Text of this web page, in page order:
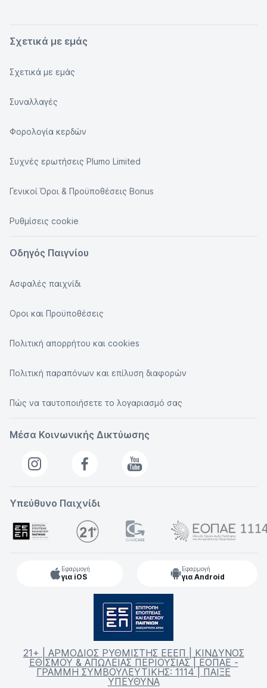
Σχετικά με εμάς
Σχετικά με εμάς
Συναλλαγές
Φορολογία κερδών
Συχνές ερωτήσεις Plumo Limited
Γενικοί Όροι & Προϋποθέσεις Bonus
Ρυθμίσεις cookie
Οδηγός Παιγνίου
Ασφαλές παιχνίδι
Οροι και Προϋποθέσεις
Πολιτική απορρήτου και cookies
Πολιτική παραπόνων και επίλυση διαφορών
Πώς να ταυτοποιήσετε το λογαριασμό σας
Μέσα Κοινωνικής Δικτύωσης
Υπεύθυνο Παιχνίδι
Εφαρμογή
για iOS
Εφαρμογή
για Android
21+ | ΑΡΜΟΔΙΟΣ ΡΥΘΜΙΣΤΗΣ ΕΕΕΠ | ΚΙΝΔΥΝΟΣ
ΕΘΙΣΜΟΥ & ΑΠΩΛΕΙΑΣ ΠΕΡΙΟΥΣΙΑΣ | ΕΟΠΑΕ -
ΓΡΑΜΜΗ ΣΥΜΒΟΥΛΕΥΤΙΚΗΣ: 1114 | ΠΑΙΞΕ
ΥΠΕΥΘΥΝΑ